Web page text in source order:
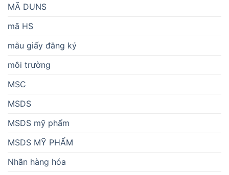
MÃ DUNS
mã HS
mẫu giấy đăng ký
môi trường
MSC
MSDS
MSDS mỹ phẩm
MSDS MỸ PHẨM
Nhãn hàng hóa